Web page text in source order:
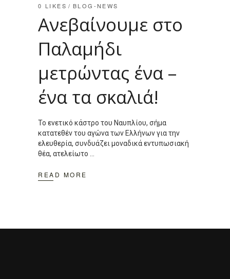
0 LIKES BLOG-NEWS
Ανεβαίνουμε στο
Παλαμήδι
μετρώντας ένα –
ένα τα σκαλιά!
Το ενετικό κάστρο του Ναυπλίου, σήμα
κατατεθέν του αγώνα των Ελλήνων για την
ελευθερία, συνδυάζει μοναδικά εντυπωσιακή
θέα, ατελείωτο
READ MORE